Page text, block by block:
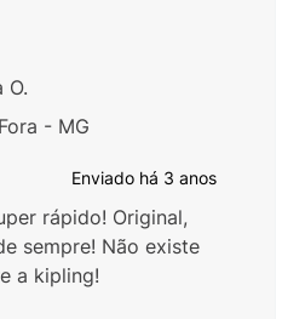
Enviado há 3 anos
rápido! Original,
sempre! Não existe
a kipling!
O.
- MG